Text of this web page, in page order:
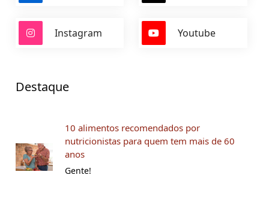
Instagram Youtube
Destaque
10 alimentos recomendados por
nutricionistas para quem tem mais de 60
anos
Gente!